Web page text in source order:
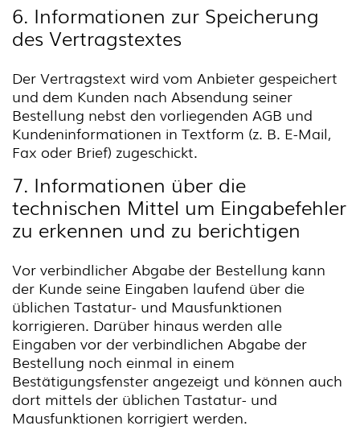
6. Informationen zur Speicherung
des Vertragstextes
Der Vertragstext wird vom Anbieter gespeichert
und dem Kunden nach Absendung seiner
Bestellung nebst den vorliegenden AGB und
Kundeninformationen in Textform (z. B. E-Mail,
Fax oder Brief) zugeschickt.
7. Informationen über die
technischen Mittel um Eingabefehler
zu erkennen und zu berichtigen
Vor verbindlicher Abgabe der Bestellung kann
der Kunde seine Eingaben laufend über die
üblichen Tastatur- und Mausfunktionen
korrigieren. Darüber hinaus werden alle
Eingaben vor der verbindlichen Abgabe der
Bestellung noch einmal in einem
Bestätigungsfenster angezeigt und können auch
dort mittels der üblichen Tastatur- und
Mausfunktionen korrigiert werden.